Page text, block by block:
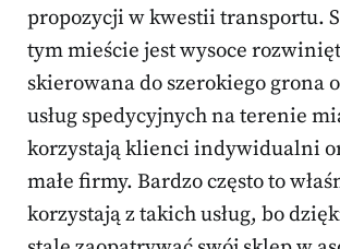
propozycji w kwestii transportu.
tym mieście jest wysoce
skierowana do szerokiego grona
usług spedycyjnych na terenie
korzystają klienci indywidualni
małe firmy. Bardzo często to
korzystają z takich usług, bo